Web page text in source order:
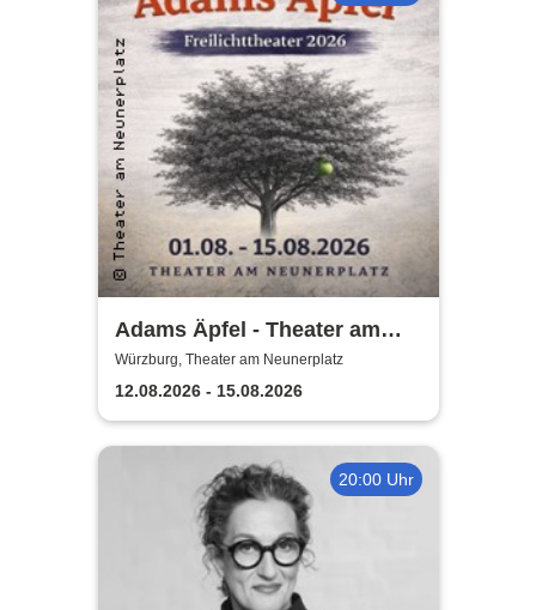
Adams Äpfel - Theater am
Neunerplatz Würzburg
Würzburg, Theater am Neunerplatz
12.08.2026 - 15.08.2026
20:00 Uhr